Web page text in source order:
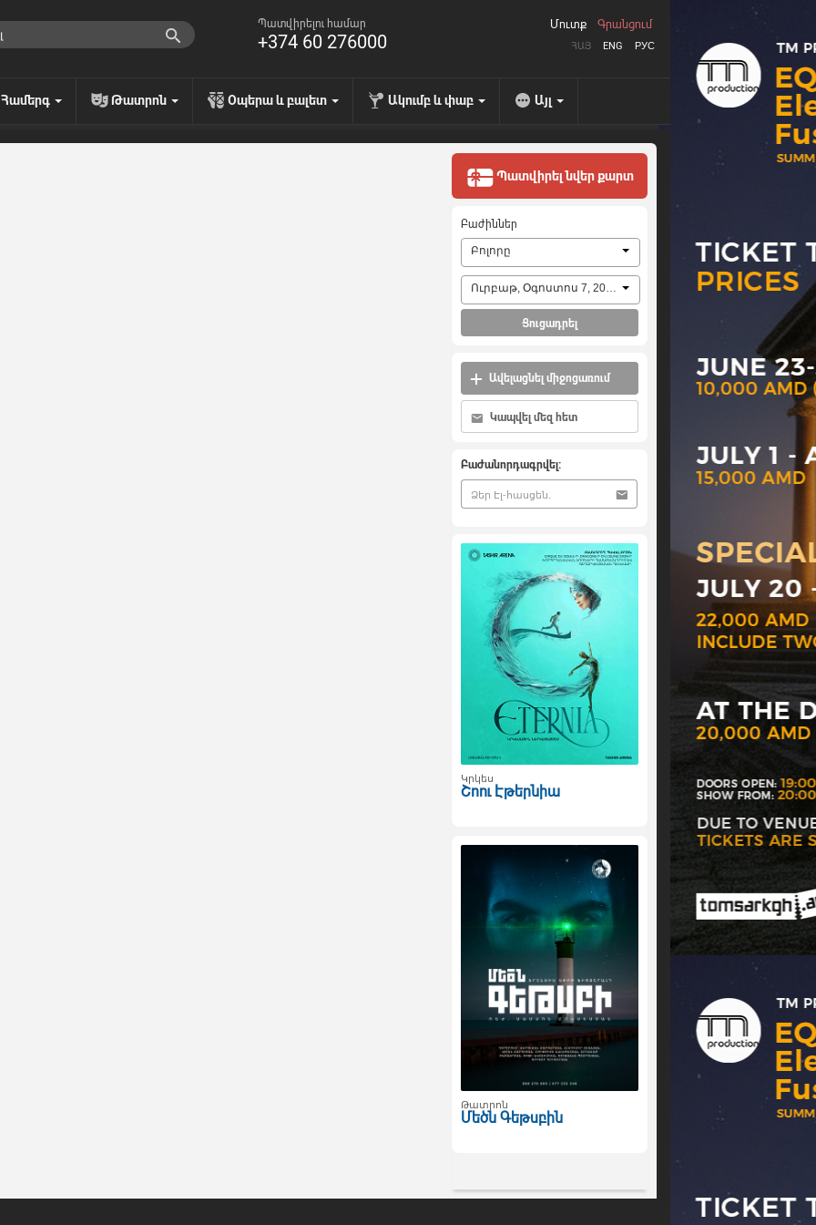
Պատվիրելու համար
+374 60 276000 ՀԱՅ ENG РУС
Մուտք Գրանցում
Համերգ Թատրոն Օպերա և բալետ Ակումբ և փաբ Այլ
Պատվիրել նվեր քարտ
Բաժիններ
Բոլորը
Ուրբաթ, Օգոստոս 7, 2026
Ցուցադրել
Ավելացնել միջոցառում
Կապվել մեզ հետ
Բաժանորդագրվել:
Կրկես
Շոու Էթերնիա
Թատրոն
Մեծն Գեթսբին